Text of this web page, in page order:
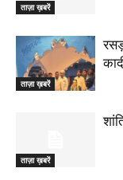
ताज़ा ख़बरें
ताज़ा ख़बरें
ताज़ा ख़बरें